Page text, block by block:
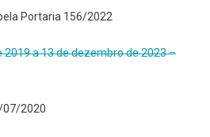
Portaria 156/2022
a 13 de dezembro de 2023 –
07/2020